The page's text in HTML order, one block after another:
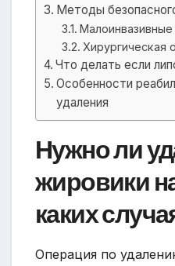
Методы
Хирургическая
Что делать если
Особенности
удаления
Нужно ли
жировики
каких
Операция по